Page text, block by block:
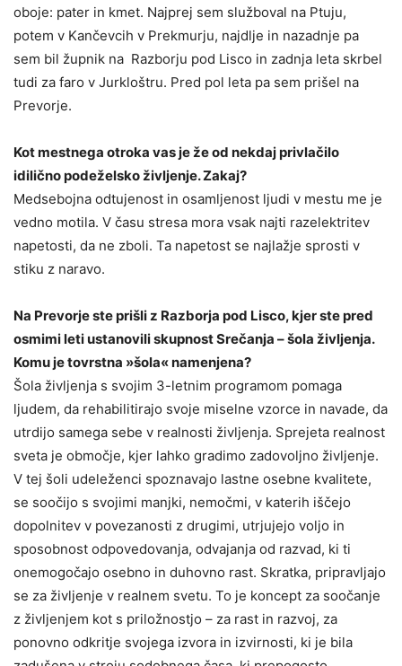
oboje: pater in kmet. Najprej sem služboval na Ptuju,
potem v Kančevcih v Prekmurju, najdlje in nazadnje pa
sem bil župnik na Razborju pod Lisco in zadnja leta skrbel
tudi za faro v Jurkloštru. Pred pol leta pa sem prišel na
Prevorje.
Kot mestnega otroka vas je že od nekdaj privlačilo
idilično podeželsko življenje. Zakaj?
Medsebojna odtujenost in osamljenost ljudi v mestu me je
vedno motila. V času stresa mora vsak najti razelektritev
napetosti, da ne zboli. Ta napetost se najlažje sprosti v
stiku z naravo.
Na Prevorje ste prišli z Razborja pod Lisco, kjer ste pred
osmimi leti ustanovili skupnost Srečanja – šola življenja.
Komu je tovrstna »šola« namenjena?
Šola življenja s svojim 3-letnim programom pomaga
ljudem, da rehabilitirajo svoje miselne vzorce in navade, da
utrdijo samega sebe v realnosti življenja. Sprejeta realnost
sveta je območje, kjer lahko gradimo zadovoljno življenje.
V tej šoli udeleženci spoznavajo lastne osebne kvalitete,
se soočijo s svojimi manjki, nemočmi, v katerih iščejo
dopolnitev v povezanosti z drugimi, utrjujejo voljo in
sposobnost odpovedovanja, odvajanja od razvad, ki ti
onemogočajo osebno in duhovno rast. Skratka, pripravljajo
se za življenje v realnem svetu. To je koncept za soočanje
z življenjem kot s priložnostjo – za rast in razvoj, za
ponovno odkritje svojega izvora in izvirnosti, ki je bila